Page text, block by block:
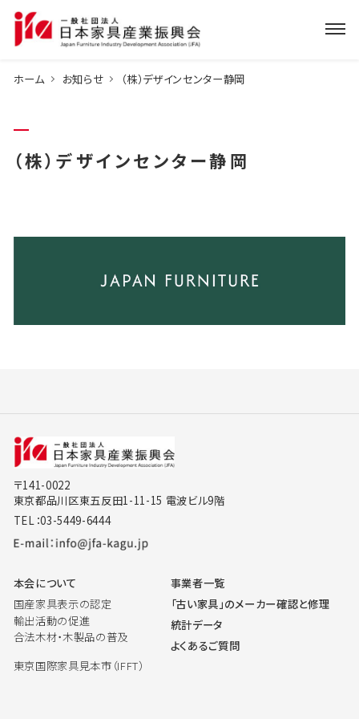
ホーム お知らせ （株）デザインセンター静岡
（株）デザインセンター静岡
〒141-0022
東京都品川区東五反田1-11-15 電波ビル9階
TEL：03-5449-6444
本会について
国産家具表示の認定
輸出活動の促進
合法木材・木製品の普及
東京国際家具見本市（IFFT）
事業者一覧
「古い家具」のメーカー確認と修理
統計データ
よくあるご質問